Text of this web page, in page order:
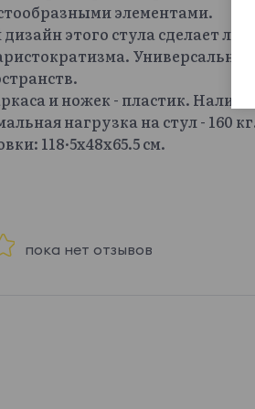
элементами.
этого стула сделает
и ножек - пластик.
нагрузка на стул - 160
118·5x48x65.5 см.
пока нет отзывов